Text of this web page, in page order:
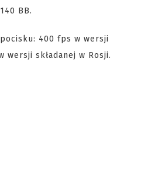
BB.
400 fps w wersji
wersji składanej w Rosji.